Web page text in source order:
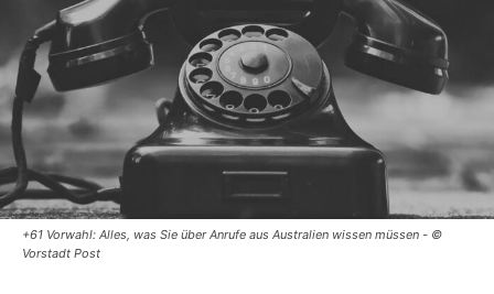
+61 Vorwahl: Alles, was Sie über Anrufe aus Australien wissen müssen - ©
Vorstadt Post